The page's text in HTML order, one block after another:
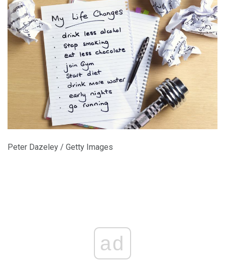
Peter Dazeley / Getty Images
ad